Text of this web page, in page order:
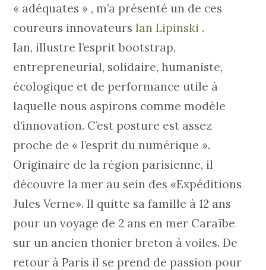
« adéquates » , m’a présenté un de ces
coureurs innovateursIan Lipinski .
Ian, illustre l’esprit bootstrap,
entrepreneurial, solidaire, humaniste,
écologique et de performance utile à
laquelle nous aspirons comme modèle
d’innovation. C’est posture est assez
proche de « l’esprit du numérique ».
Originaire de la région parisienne, il
découvre la mer au sein des «Expéditions
Jules Verne». Il quitte sa famille à 12 ans
pour un voyage de 2 ans en mer Caraïbe
sur un ancien thonier breton à voiles. De
retour à Paris il se prend de passion pour